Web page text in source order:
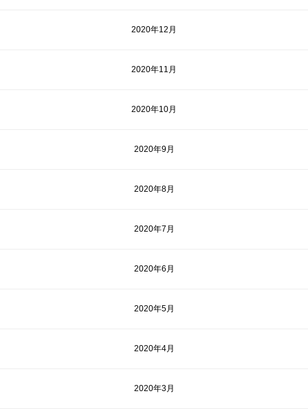
2020年12月
2020年11月
2020年10月
2020年9月
2020年8月
2020年7月
2020年6月
2020年5月
2020年4月
2020年3月